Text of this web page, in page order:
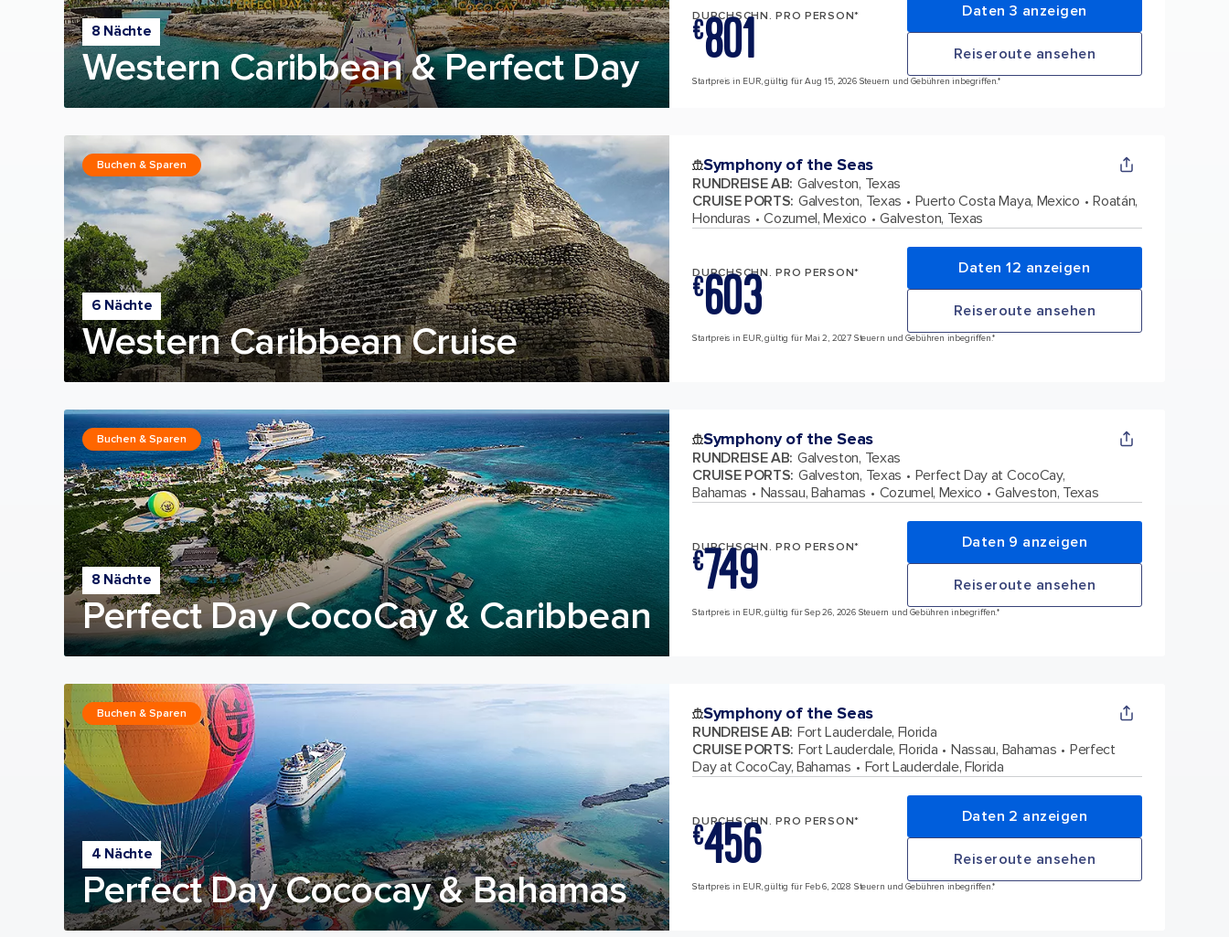
8 Nächte
Western Caribbean & Perfect Day
DURCHSCHN. PRO PERSON*
€801 Daten 3 anzeigen
Reiseroute ansehen
Startpreis in EUR, gültig für Aug 15, 2026 Steuern und Gebühren inbegriffen.*
6 Nächte
Western Caribbean Cruise
Buchen & Sparen Symphony of the Seas
RUNDREISE AB: Galveston, Texas
CRUISE PORTS: Galveston, Texas Puerto Costa Maya, Mexico
Roatán,
Honduras
Cozumel, Mexico Galveston, Texas
DURCHSCHN. PRO PERSON*
€603 Daten 12 anzeigen
Reiseroute ansehen
Startpreis in EUR, gültig für Mai 2, 2027 Steuern und Gebühren inbegriffen.*
8 Nächte
Perfect Day CocoCay & Caribbean
Buchen & Sparen Symphony of the Seas
RUNDREISE AB: Galveston, Texas
CRUISE PORTS: Galveston, Texas
Perfect Day at CocoCay,
Bahamas
Nassau, Bahamas Cozumel, Mexico Galveston, Texas
DURCHSCHN. PRO PERSON*
€749 Daten 9 anzeigen
Reiseroute ansehen
Startpreis in EUR, gültig für Sep 26, 2026 Steuern und Gebühren inbegriffen.*
4 Nächte
Perfect Day Cococay & Bahamas
Buchen & Sparen Symphony of the Seas
RUNDREISE AB: Fort Lauderdale, Florida
CRUISE PORTS: Fort Lauderdale, Florida Nassau, Bahamas
Perfect
Day at CocoCay, Bahamas
Fort Lauderdale, Florida
DURCHSCHN. PRO PERSON*
€456 Daten 2 anzeigen
Reiseroute ansehen
Startpreis in EUR, gültig für Feb 6, 2028 Steuern und Gebühren inbegriffen.*